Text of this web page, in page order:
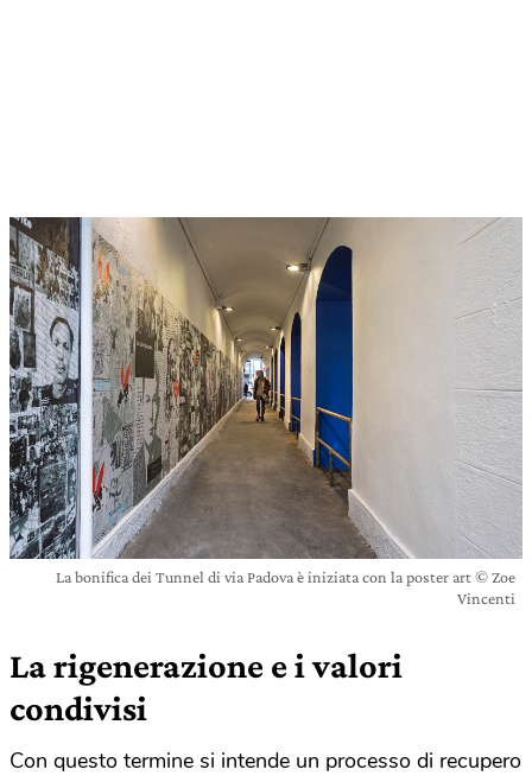
La bonifica dei Tunnel di via Padova è iniziata con la poster art © Zoe
Vincenti
La rigenerazione e i valori
condivisi
Con questo termine si intende un processo di recupero